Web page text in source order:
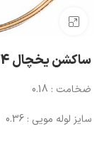
بزرگنمایی تصویر
ساکشن یخچال 1/4
ضخامت : 0.18
سایز لوله مویی : 0.36